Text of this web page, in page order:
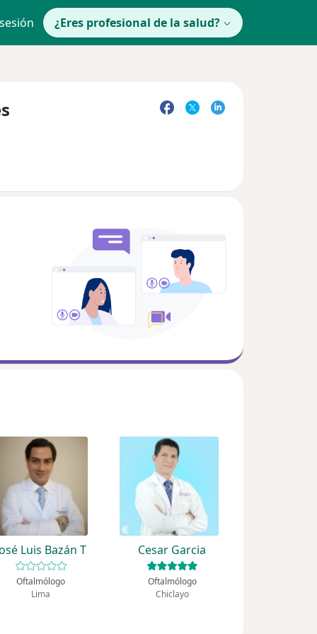
¿Eres profesional de la salud?
Luis Bazán T
Oftalmólogo
Lima
Cesar Garcia
Oftalmólogo
Chiclayo